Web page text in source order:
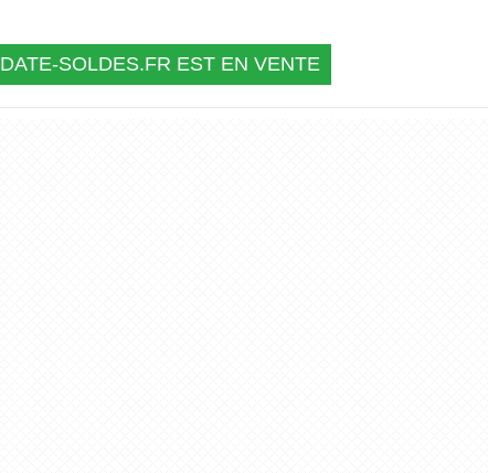
DATE-SOLDES.FR EST EN VENTE